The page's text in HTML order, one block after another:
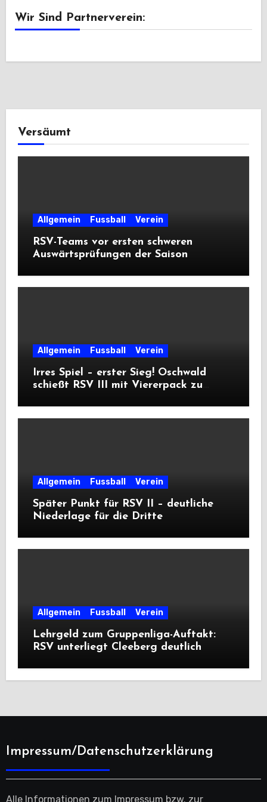
Wir Sind Partnerverein:
Versäumt
Allgemein Fussball Verein
RSV-Teams vor ersten schweren
Auswärtsprüfungen der Saison
Allgemein Fussball Verein
Irres Spiel – erster Sieg! Oschwald
schießt RSV III mit Viererpack zu
Allgemein Fussball Verein
Später Punkt für RSV II – deutliche
Niederlage für die Dritte
Allgemein Fussball Verein
Lehrgeld zum Gruppenliga-Auftakt:
RSV unterliegt Cleeberg deutlich
Impressum/Datenschutzerklärung
Alle Informationen zum Impressum bzw. zur